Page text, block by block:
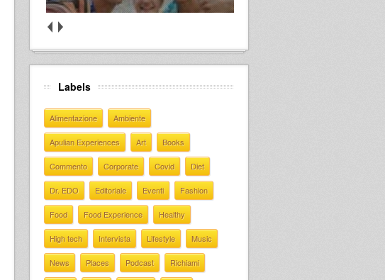
Labels
Alimentazione Ambiente
Apulian Experiences Art Books
Commento Corporate Covid Diet
Dr. EDO Editoriale Eventi Fashion
Food Food Experience Healthy
High tech Intervista Lifestyle Music
News Places Podcast Richiami